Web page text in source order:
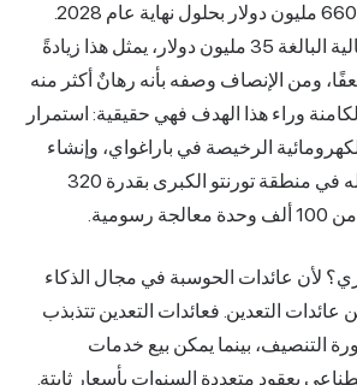
سنوية متكررة بقيمة 660 مليون دولار بحلول نهاية عام 2028.
مقارنةً بالإيرادات الحالية البالغة 35 مليون دولار، يمثل هذا زيادةً
ومن الإنصاف وصفه بأنه رهانٌ أكثر منه
وراء هذا الهدف فهي حقيقية: استمرار
الرخيصة في باراغواي، وإنشاء
مصنع ضخم مُخطط له في منطقة تورنتو الكبرى بقدرة 320
لأن عائدات الحوسبة في مجال الذكاء
التعدين. فعائدات التعدين تتذبذب
التنصيف، بينما يمكن بيع خدمات
بعقود متعددة السنوات بأسعار ثابتة.